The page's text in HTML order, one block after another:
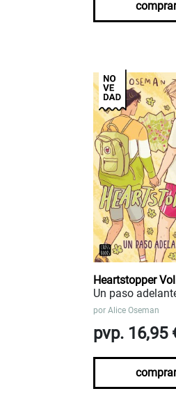
comprar
Heartstopper
Un paso
por Alice Oseman
pvp. 16,95
comprar